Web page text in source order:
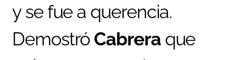
y se fue a querencia.
Demostró Cabrera que